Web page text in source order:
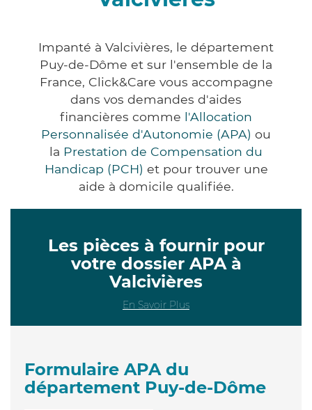
Impanté à Valcivières, le département
Puy-de-Dôme et sur l'ensemble de la
France, Click&Care vous accompagne
dans vos demandes d'aides
financières comme l'Allocation
Personnalisée d'Autonomie (APA) ou
la Prestation de Compensation du
Handicap (PCH) et pour trouver une
aide à domicile qualifiée.
Les pièces à fournir pour
votre dossier APA à
Valcivières
En Savoir Plus
Formulaire APA du
département Puy-de-Dôme